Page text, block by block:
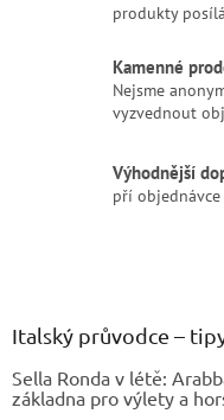
produkty
Kamenné
Nejsme
vyzvednout
Výhodnější
pří
Italský průvodce –
Sella Ronda v létě:
základna pro výlety a